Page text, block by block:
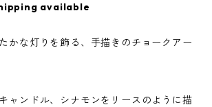
available
かな灯りを飾る、手描きのチョークアー
ャンドル、シナモンをリースのように描